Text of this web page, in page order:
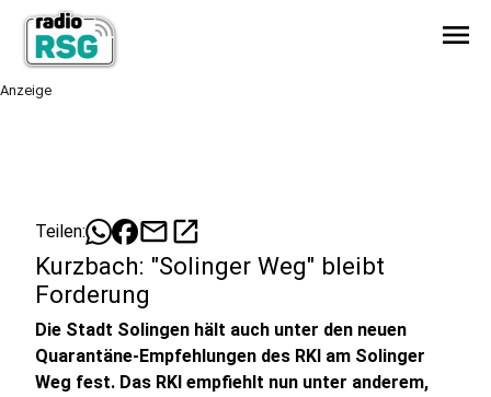
menu
Anzeige
Teilen: mailopen_in_new
Kurzbach: "Solinger Weg" bleibt
Forderung
Die Stadt Solingen hält auch unter den neuen
Quarantäne-Empfehlungen des RKI am Solinger
Weg fest. Das RKI empfiehlt nun unter anderem,